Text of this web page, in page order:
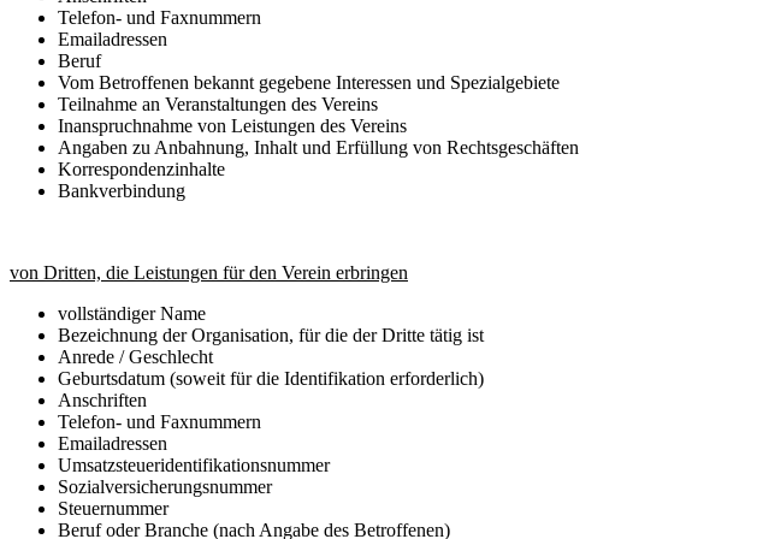
Telefon- und Faxnummern
Emailadressen
Beruf
Vom Betroffenen bekannt gegebene Interessen und Spezialgebiete
Teilnahme an Veranstaltungen des Vereins
Inanspruchnahme von Leistungen des Vereins
Angaben zu Anbahnung, Inhalt und Erfüllung von Rechtsgeschäften
Korrespondenzinhalte
Bankverbindung
von Dritten, die Leistungen für den Verein erbringen
vollständiger Name
Bezeichnung der Organisation, für die der Dritte tätig ist
Anrede / Geschlecht
Geburtsdatum (soweit für die Identifikation erforderlich)
Anschriften
Telefon- und Faxnummern
Emailadressen
Umsatzsteueridentifikationsnummer
Sozialversicherungsnummer
Steuernummer
Beruf oder Branche (nach Angabe des Betroffenen)